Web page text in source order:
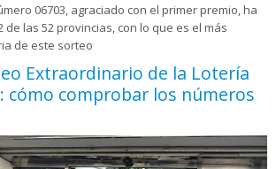
06703, agraciado con el primer premio, ha
las 52 provincias, con lo que es el más
de este sorteo
Extraordinario de la Lotería
cómo comprobar los números